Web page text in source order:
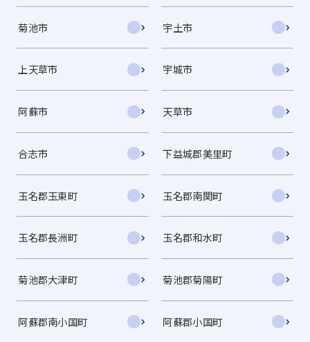
菊池市 宇土市
上天草市 宇城市
阿蘇市 天草市
合志市 下益城郡美里町
玉名郡玉東町 玉名郡南関町
玉名郡長洲町 玉名郡和水町
菊池郡大津町 菊池郡菊陽町
阿蘇郡南小国町 阿蘇郡小国町